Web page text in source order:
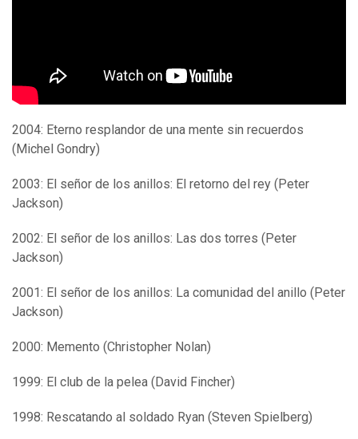
2004: Eterno resplandor de una mente sin recuerdos
(Michel Gondry)
2003: El señor de los anillos: El retorno del rey (Peter
Jackson)
2002: El señor de los anillos: Las dos torres (Peter
Jackson)
2001: El señor de los anillos: La comunidad del anillo (Peter
Jackson)
2000: Memento (Christopher Nolan)
1999: El club de la pelea (David Fincher)
1998: Rescatando al soldado Ryan (Steven Spielberg)